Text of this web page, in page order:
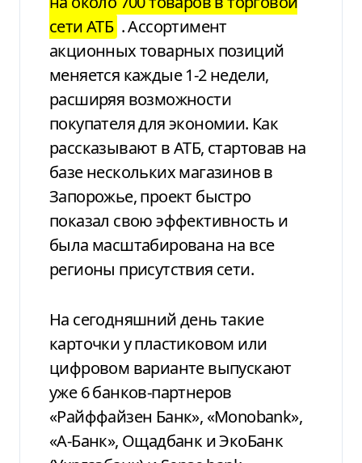
сети АТБ . Ассортимент
акционных товарных позиций
меняется каждые 1-2 недели,
расширяя возможности
покупателя дляэкономии. Как
рассказывают в АТБ, стартовав на
базе нескольких магазиновв
Запорожье, проект быстро
показал своюэффективность и
была масштабирована на все
регионы присутствия сети.
На сегодняшний день такие
карточки упластиковом или
цифровом вариантевыпускают
уже 6 банков-партнеров
«Райффайзен Банк», «Monobank»,
«А-Банк», Ощадбанк и ЭкоБанк